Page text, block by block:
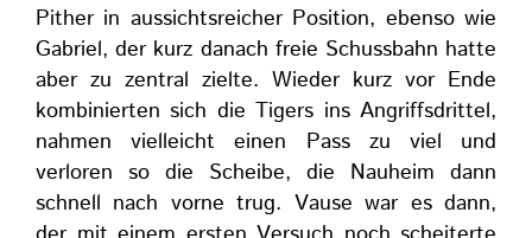
Pither in aussichtsreicher Position, ebenso wie
Gabriel, der kurz danach freie Schussbahn hatte
aber zu zentral zielte. Wieder kurz vor Ende
kombinierten sich die Tigers ins Angriffsdrittel,
nahmen vielleicht einen Pass zu viel und
verloren so die Scheibe, die Nauheim dann
schnell nach vorne trug. Vause war es dann,